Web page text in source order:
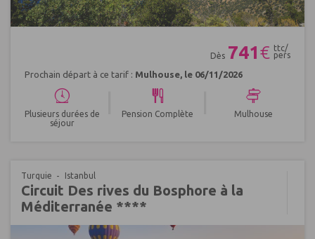
Dès 741€ ttc/
pers
Prochain départ à ce tarif : Mulhouse, le 06/11/2026
Plusieurs durées de
séjour
Pension Complète Mulhouse
Turquie Istanbul
Circuit Des rives du Bosphore à la
Méditerranée ****